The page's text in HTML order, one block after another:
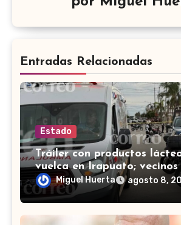
Entradas Relacionadas
Estado
Tráiler con productos
vuelca en Irapuato; vecinos
carga en lugar de auxiliar
Miguel Huerta agosto 8,